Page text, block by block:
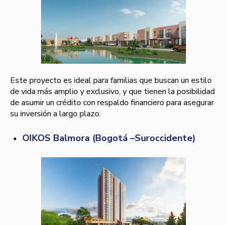
Este proyecto es ideal para familias que buscan un estilo
de vida más amplio y exclusivo, y que tienen la posibilidad
de asumir un crédito con respaldo financiero para asegurar
su inversión a largo plazo.
OIKOS Balmora (Bogotá –Suroccidente)